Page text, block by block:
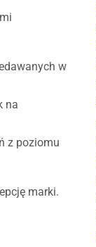
w
na
z poziomu
marki.